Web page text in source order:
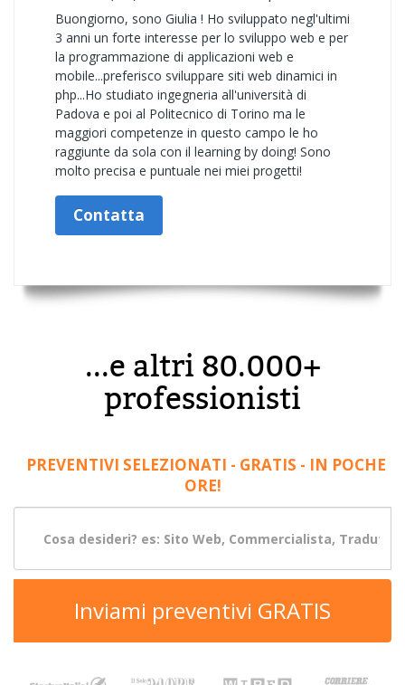
Buongiorno, sono Giulia ! Ho sviluppato negl'ultimi
3 anni un forte interesse per lo sviluppo web e per
la programmazione di applicazioni web e
mobile...preferisco sviluppare siti web dinamici in
php...Ho studiato ingegneria all'università di
Padova e poi al Politecnico di Torino ma le
maggiori competenze in questo campo le ho
raggiunte da sola con il learning by doing! Sono
molto precisa e puntuale nei miei progetti!
Contatta
...e altri 80.000+
professionisti
PREVENTIVI SELEZIONATI - GRATIS - IN POCHE
ORE!
Inviami preventivi GRATIS